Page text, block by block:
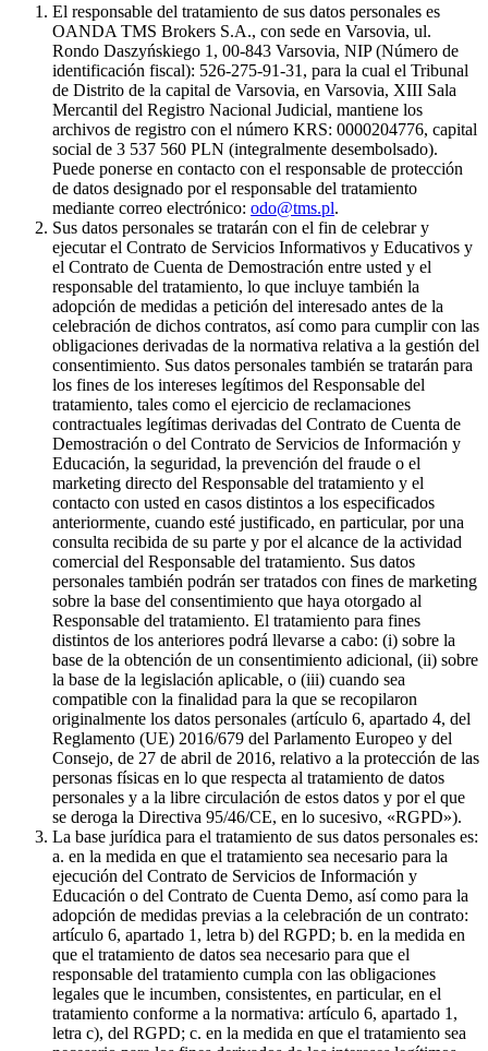
El responsable del tratamiento de sus datos personales es
OANDA TMS Brokers S.A., con sede en Varsovia, ul.
Rondo Daszyńskiego 1, 00-843 Varsovia, NIP (Número de
identificación fiscal): 526-275-91-31, para la cual el Tribunal
de Distrito de la capital de Varsovia, en Varsovia, XIII Sala
Mercantil del Registro Nacional Judicial, mantiene los
archivos de registro con el número KRS: 0000204776, capital
social de 3 537 560 PLN (integralmente desembolsado).
Puede ponerse en contacto con el responsable de protección
de datos designado por el responsable del tratamiento
mediante correo electrónico: odo@tms.pl.
Sus datos personales se tratarán con el fin de celebrar y
ejecutar el Contrato de Servicios Informativos y Educativos y
el Contrato de Cuenta de Demostración entre usted y el
responsable del tratamiento, lo que incluye también la
adopción de medidas a petición del interesado antes de la
celebración de dichos contratos, así como para cumplir con las
obligaciones derivadas de la normativa relativa a la gestión del
consentimiento. Sus datos personales también se tratarán para
los fines de los intereses legítimos del Responsable del
tratamiento, tales como el ejercicio de reclamaciones
contractuales legítimas derivadas del Contrato de Cuenta de
Demostración o del Contrato de Servicios de Información y
Educación, la seguridad, la prevención del fraude o el
marketing directo del Responsable del tratamiento y el
contacto con usted en casos distintos a los especificados
anteriormente, cuando esté justificado, en particular, por una
consulta recibida de su parte y por el alcance de la actividad
comercial del Responsable del tratamiento. Sus datos
personales también podrán ser tratados con fines de marketing
sobre la base del consentimiento que haya otorgado al
Responsable del tratamiento. El tratamiento para fines
distintos de los anteriores podrá llevarse a cabo: (i) sobre la
base de la obtención de un consentimiento adicional, (ii) sobre
la base de la legislación aplicable, o (iii) cuando sea
compatible con la finalidad para la que se recopilaron
originalmente los datos personales (artículo 6, apartado 4, del
Reglamento (UE) 2016/679 del Parlamento Europeo y del
Consejo, de 27 de abril de 2016, relativo a la protección de las
personas físicas en lo que respecta al tratamiento de datos
personales y a la libre circulación de estos datos y por el que
se deroga la Directiva 95/46/CE, en lo sucesivo, «RGPD»).
La base jurídica para el tratamiento de sus datos personales es:
a. en la medida en que el tratamiento sea necesario para la
ejecución del Contrato de Servicios de Información y
Educación o del Contrato de Cuenta Demo, así como para la
adopción de medidas previas a la celebración de un contrato:
artículo 6, apartado 1, letra b) del RGPD; b. en la medida en
que el tratamiento de datos sea necesario para que el
responsable del tratamiento cumpla con las obligaciones
legales que le incumben, consistentes, en particular, en el
tratamiento conforme a la normativa: artículo 6, apartado 1,
letra c), del RGPD; c. en la medida en que el tratamiento sea